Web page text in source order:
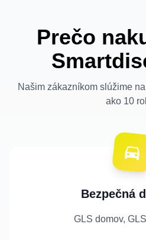
Prečo
Našim zákazníkom slúžime
ako 10
Bezpečná
GLS domov,